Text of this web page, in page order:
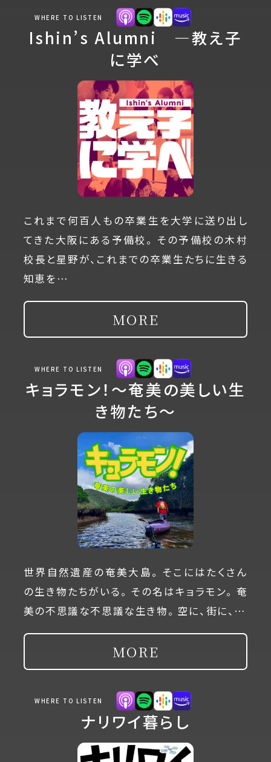
WHERE TO LISTEN
Ishin’s Alumni ―教え子
に学べ
これまで何百人もの卒業生を大学に送り出し
てきた大阪にある予備校。 その予備校の木村
校長と星野が、これまでの卒業生たちに生きる
知恵を…
MORE
WHERE TO LISTEN
キョラモン！～奄美の美しい生
き物たち～
世界自然遺産の奄美大島。 そこにはたくさん
の生き物たちがいる。 その名はキョラモン。 奄
美の不思議な不思議な生き物。 空に、街に、…
MORE
WHERE TO LISTEN
ナリワイ暮らし